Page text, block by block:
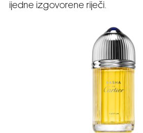
ijedne izgovorene riječi.